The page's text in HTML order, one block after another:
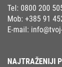
Tel: 0800 200
Mob: +385 91
E-mail:
NAJTRAŽENIJI